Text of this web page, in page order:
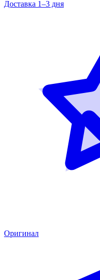
Доставка 1–3 дня
Оригинал